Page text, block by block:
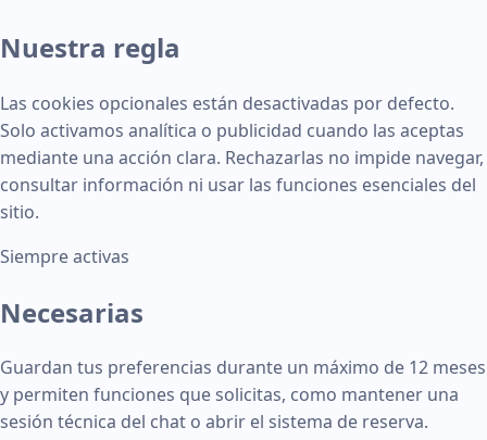
Nuestra regla
Las cookies opcionales están desactivadas por defecto.
Solo activamos analítica o publicidad cuando las aceptas
mediante una acción clara. Rechazarlas no impide navegar,
consultar información ni usar las funciones esenciales del
sitio.
Siempre activas
Necesarias
Guardan tus preferencias durante un máximo de 12 meses
y permiten funciones que solicitas, como mantener una
sesión técnica del chat o abrir el sistema de reserva.